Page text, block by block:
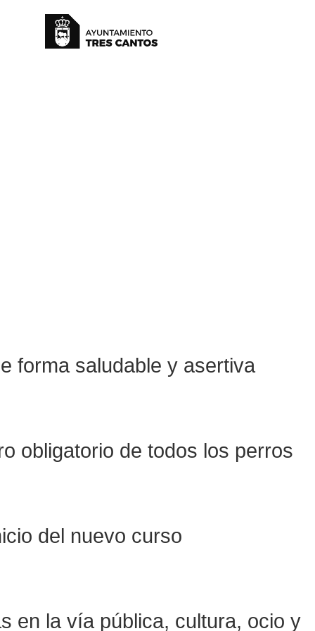
forma saludable y asertiva
obligatorio de todos los perros
del nuevo curso
en la vía pública, cultura, ocio y